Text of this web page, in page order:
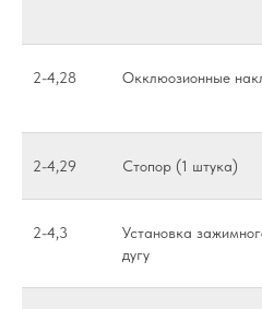
2-4,28 Окклюозионные
2-4,29 Стопор (1 штука)
2-4,3
Установка
дугу